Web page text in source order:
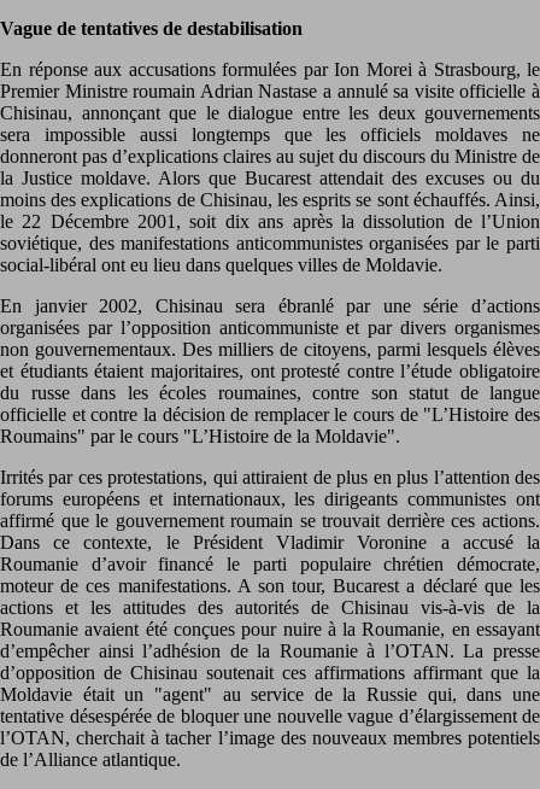
Vague de tentatives de destabilisation
En réponse aux accusations formulées par Ion Morei à Strasbourg, le
Premier Ministre roumain Adrian Nastase a annulé sa visite officielle à
Chisinau, annonçant que le dialogue entre les deux gouvernements
sera impossible aussi longtemps que les officiels moldaves ne
donneront pas d’explications claires au sujet du discours du Ministre de
la Justice moldave. Alors que Bucarest attendait des excuses ou du
moins des explications de Chisinau, les esprits se sont échauffés. Ainsi,
le 22 Décembre 2001, soit dix ans après la dissolution de l’Union
soviétique, des manifestations anticommunistes organisées par le parti
social-libéral ont eu lieu dans quelques villes de Moldavie.
En janvier 2002, Chisinau sera ébranlé par une série d’actions
organisées par l’opposition anticommuniste et par divers organismes
non gouvernementaux. Des milliers de citoyens, parmi lesquels élèves
et étudiants étaient majoritaires, ont protesté contre l’étude obligatoire
du russe dans les écoles roumaines, contre son statut de langue
officielle et contre la décision de remplacer le cours de "L’Histoire des
Roumains" par le cours "L’Histoire de la Moldavie".
Irrités par ces protestations, qui attiraient de plus en plus l’attention des
forums européens et internationaux, les dirigeants communistes ont
affirmé que le gouvernement roumain se trouvait derrière ces actions.
Dans ce contexte, le Président Vladimir Voronine a accusé la
Roumanie d’avoir financé le parti populaire chrétien démocrate,
moteur de ces manifestations. A son tour, Bucarest a déclaré que les
actions et les attitudes des autorités de Chisinau vis-à-vis de la
Roumanie avaient été conçues pour nuire à la Roumanie, en essayant
d’empêcher ainsi l’adhésion de la Roumanie à l’OTAN. La presse
d’opposition de Chisinau soutenait ces affirmations affirmant que la
Moldavie était un "agent" au service de la Russie qui, dans une
tentative désespérée de bloquer une nouvelle vague d’élargissement de
l’OTAN, cherchait à tacher l’image des nouveaux membres potentiels
de l’Alliance atlantique.